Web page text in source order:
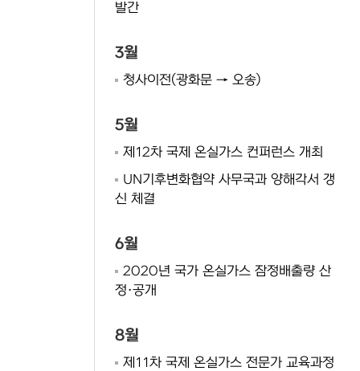
발간
3월
청사이전(광화문 → 오송)
5월
제12차 국제 온실가스 컨퍼런스 개최
UN기후변화협약 사무국과 양해각서 갱
신 체결
6월
2020년 국가 온실가스 잠정배출량 산
정·공개
8월
제11차 국제 온실가스 전문가 교육과정